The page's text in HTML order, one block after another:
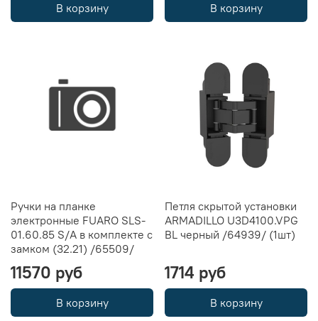
В корзину В корзину
Ручки на планке
электронные FUARO SLS-
01.60.85 S/A в комплекте с
замком (32.21) /65509/
11570 руб
В корзину
Петля скрытой установки
ARMADILLO U3D4100.VPG
BL черный /64939/ (1шт)
1714 руб
В корзину